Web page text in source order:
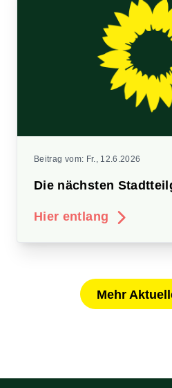
Beitrag vom: Fr., 12.6.2026
Die nächsten
Hier entlang
Mehr